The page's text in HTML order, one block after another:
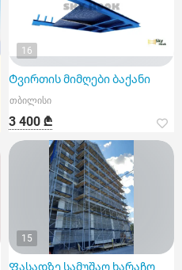
16
Ტვირთის მიმღები ბაქანი
თბილისი
3 400 ₾
15
Ფასადზე სამუშაო ხარაჩო